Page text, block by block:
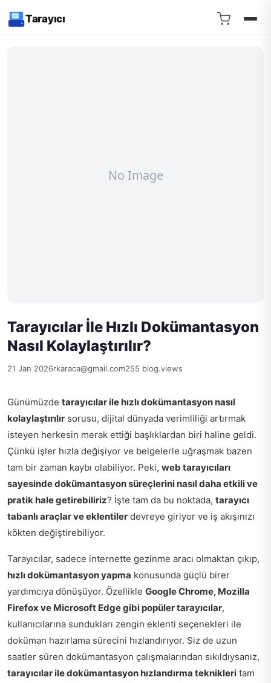
Tarayıcı
Tarayıcılar İle Hızlı Dokümantasyon
Nasıl Kolaylaştırılır?
21 Jan 2026rkaraca@gmail.com255 blog.views
Günümüzde tarayıcılar ile hızlı dokümantasyon nasıl
kolaylaştırılır sorusu, dijital dünyada verimliliği artırmak
isteyen herkesin merak ettiği başlıklardan biri haline geldi.
Çünkü işler hızla değişiyor ve belgelerle uğraşmak bazen
tam bir zaman kaybı olabiliyor. Peki, web tarayıcıları
sayesinde dokümantasyon süreçlerini nasıl daha etkili ve
pratik hale getirebiliriz? İşte tam da bu noktada, tarayıcı
tabanlı araçlar ve eklentiler devreye giriyor ve iş akışınızı
kökten değiştirebiliyor.
Tarayıcılar, sadece internette gezinme aracı olmaktan çıkıp,
hızlı dokümantasyon yapma konusunda güçlü birer
yardımcıya dönüşüyor. Özellikle Google Chrome, Mozilla
Firefox ve Microsoft Edge gibi popüler tarayıcılar,
kullanıcılarına sundukları zengin eklenti seçenekleri ile
doküman hazırlama sürecini hızlandırıyor. Siz de uzun
saatler süren dokümantasyon çalışmalarından sıkıldıysanız,
tarayıcılar ile dokümantasyon hızlandırma teknikleri tam